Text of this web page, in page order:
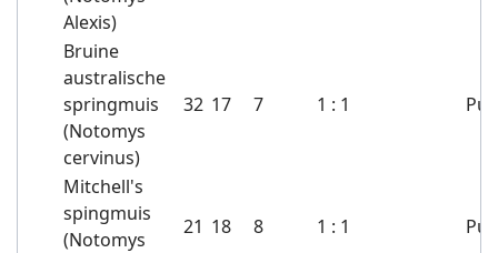
Alexis)
Bruine
australische
springmuis
(Notomys
cervinus)
32 17 7 1 : 1
Mitchell's
spingmuis
(Notomys
21 18 8 1 : 1